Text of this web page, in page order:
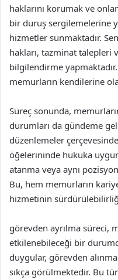
haklarını korumak ve
bir duruş sergilemelerine
hizmetler sunmaktadır.
hakları, tazminat talepleri
bilgilendirme
memurların kendilerine
Süreç sonunda,
durumları da gündeme
düzenlemeler
öğelerininde hukuka
atanma veya aynı
Bu, hem memurların
hizmetinin
görevden ayrılma süreci,
etkilenebileceği bir
duygular, görevden
sıkça görülmektedir. Bu